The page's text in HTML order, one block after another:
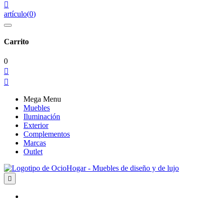

artículo(0)
Carrito
0


Mega Menu
Muebles
Iluminación
Exterior
Complementos
Marcas
Outlet
